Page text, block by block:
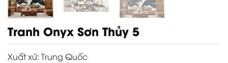
Tranh Onyx Sơn Thủy 5
Xuất xứ: Trung Quốc